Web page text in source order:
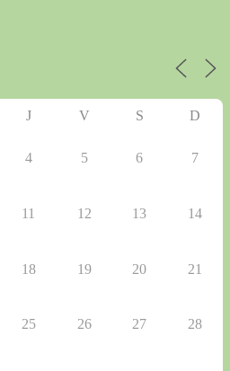
J V S D
4 5 6 7
11 12 13 14
18 19 20 21
25 26 27 28